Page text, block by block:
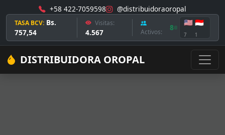
+58 422-7059598 @distribuidoraoropal
TASA BCV: Bs.
757,54
Visitas:
4.567 Activos: 8
🇺🇸
7
🇮🇩
1
DISTRIBUIDORA OROPAL